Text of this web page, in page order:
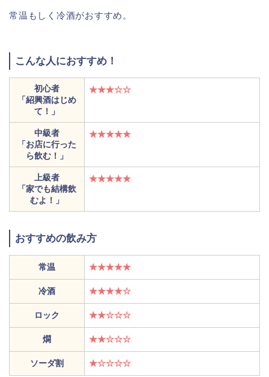
常温もしく冷酒がおすすめ。
こんな人におすすめ！
初心者
「紹興酒はじめ
て！」
★★★☆☆
中級者
「お店に行った
ら飲む！」
★★★★★
上級者
「家でも結構飲
むよ！」
★★★★★
おすすめの飲み方
常温 ★★★★★
冷酒 ★★★★☆
ロック ★★☆☆☆
燗 ★★☆☆☆
ソーダ割 ★☆☆☆☆